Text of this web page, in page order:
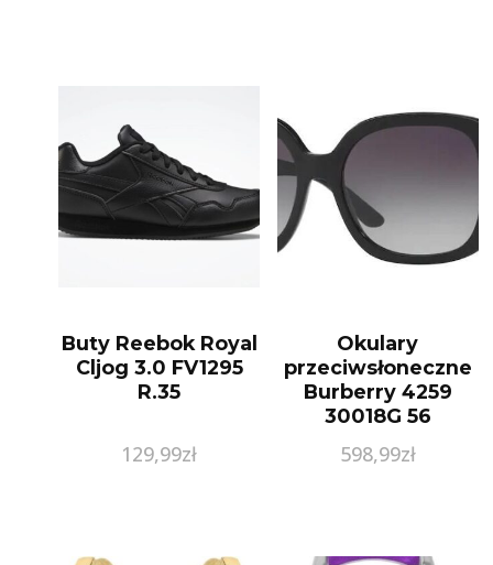
Buty Reebok Royal
Cljog 3.0 FV1295
R.35
129,99zł
Okulary
przeciwsłoneczne
Burberry 4259
30018G 56
598,99zł